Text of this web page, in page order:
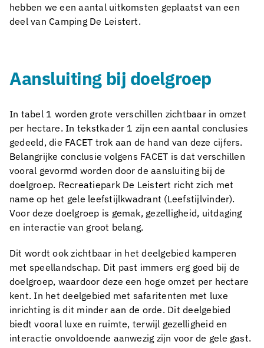
hebben we een aantal uitkomsten geplaatst van een
deel van Camping De Leistert.
Aansluiting bij doelgroep
In tabel 1 worden grote verschillen zichtbaar in omzet
per hectare. In tekstkader 1 zijn een aantal conclusies
gedeeld, die FACET trok aan de hand van deze cijfers.
Belangrijke conclusie volgens FACET is dat verschillen
vooral gevormd worden door de aansluiting bij de
doelgroep. Recreatiepark De Leistert richt zich met
name op het gele leefstijlkwadrant (Leefstijlvinder).
Voor deze doelgroep is gemak, gezelligheid, uitdaging
en interactie van groot belang.
Dit wordt ook zichtbaar in het deelgebied kamperen
met speellandschap. Dit past immers erg goed bij de
doelgroep, waardoor deze een hoge omzet per hectare
kent. In het deelgebied met safaritenten met luxe
inrichting is dit minder aan de orde. Dit deelgebied
biedt vooral luxe en ruimte, terwijl gezelligheid en
interactie onvoldoende aanwezig zijn voor de gele gast.